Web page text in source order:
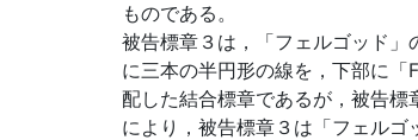
ものである。
被告標章３は，「フェルゴッド
に三本の半円形の線を，下部に
配した結合標章であるが，被告
により，被告標章３は「フェル